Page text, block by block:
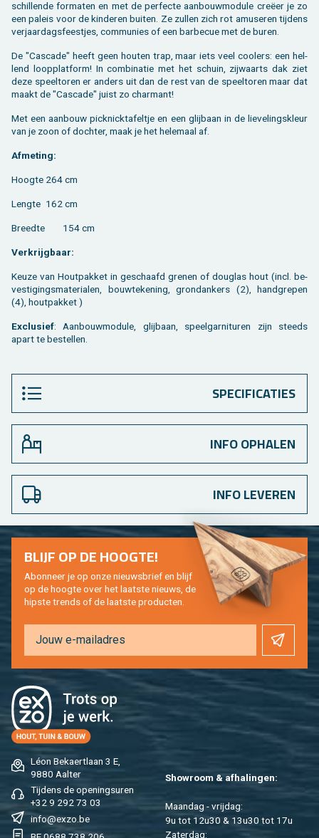
schil­len­de for­ma­ten en met de per­fec­te aan­bouw­mo­du­le creëer je zo
een pa­leis voor de kin­de­ren bui­ten. Ze zul­len zich rot amu­se­ren tij­dens
ver­jaar­dags­feest­jes, com­mu­nies of een bar­be­cue met de buren.
De "Cas­ca­de" heeft geen hou­ten trap, maar iets veel coo­lers: een hel­
lend loop­plat­form! In com­bi­na­tie met het schuin, zij­waarts dak ziet
deze speel­to­ren er an­ders uit dan de rest van de speel­to­ren maar dat
maakt de "Cas­ca­de" juist zo char­mant!
Met een aan­bouw pick­nick­ta­fel­tje en een glij­baan in de lie­ve­lings­kleur
van je zoon of doch­ter, maak je het he­le­maal af.
Af­me­ting:
Hoog­te 264 cm
Leng­te 162 cm
Breed­te 154 cm
Ver­krijg­baar:
Keuze van Hout­pak­ket in ge­schaafd gre­nen of dou­g­las hout (incl. be­
ves­ti­gings­ma­te­ri­a­len, bouw­te­ke­ning, grondan­kers (2), hand­gre­pen
(4), hout­pak­ket )
Ex­clu­sief: Aan­bouw­mo­du­le, glij­baan, speel­gar­ni­tu­ren zijn steeds
apart te be­stel­len.
SPECIFICATIES
INFO OPHALEN
INFO LEVEREN
Léon Be­kaert­laan 3 E,
9880 Aal­ter
Tij­dens de ope­nings­uren
+32 9 292 73 03
info@​exzo.​be
Show­room & af­ha­lin­gen:
Maan­dag - vrij­dag:
9u tot 12u30 & 13u30 tot 17u
Za­ter­dag:
BLIJF OP DE HOOG­TE!
Abon­neer je op onze nieuws­brief en blijf
op de hoog­te over het laat­ste nieuws, de
hip­s­te trends of de laat­ste pro­duc­ten.